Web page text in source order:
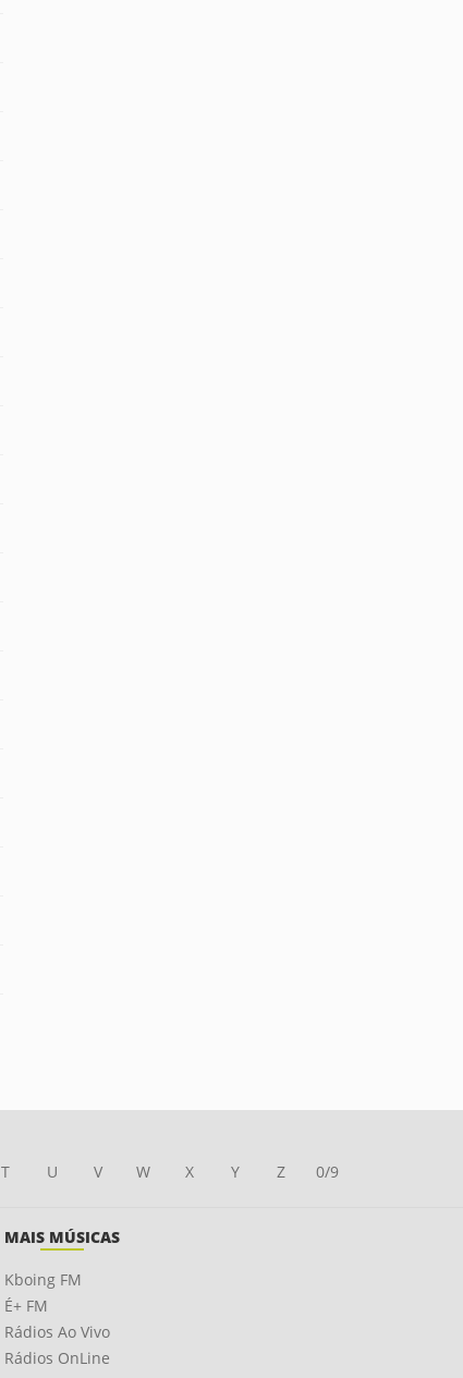
T U V W X Y Z 0/9
MAIS MÚSICAS
Kboing FM
É+ FM
Rádios Ao Vivo
Rádios OnLine